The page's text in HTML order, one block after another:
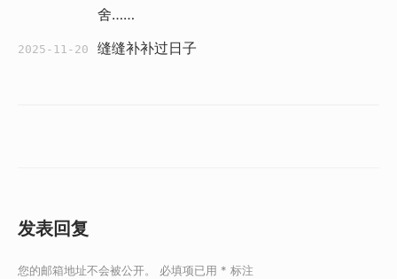
舍……
2025-11-20 缝缝补补过日子
发表回复
您的邮箱地址不会被公开。 必填项已用 * 标注